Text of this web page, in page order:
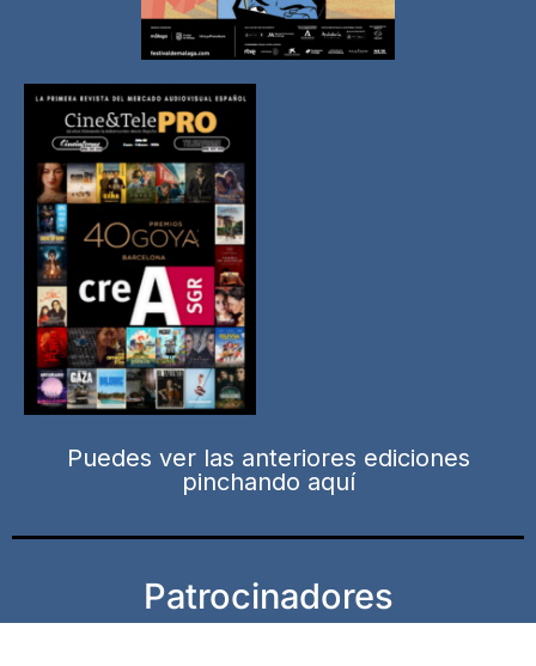
Puedes ver las anteriores ediciones
pinchando aquí
Patrocinadores